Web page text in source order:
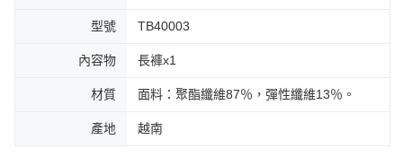
型號 TB40003
內容物 長褲x1
材質 面料：聚酯纖維87％，彈性纖維13％。
產地 越南